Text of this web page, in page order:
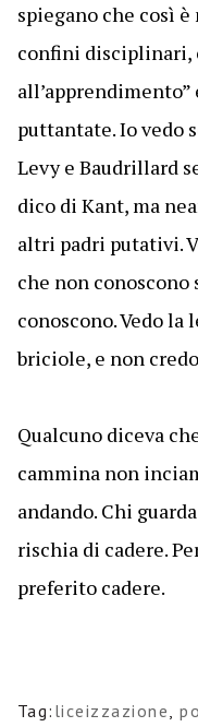
spiegano che così
confini disciplinari,
puttantate. Io vedo
Levy e Baudrillard
dico di Kant, ma
altri padri putativi.
che non conoscono
conoscono. Vedo
briciole, e non
Qualcuno diceva
cammina non
andando. Chi
rischia di cadere.
preferito cadere.
Tag: liceizzazione,